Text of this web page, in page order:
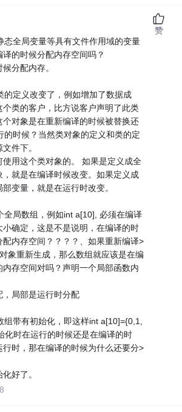
态全局变量等具有文件作用域的变量
的时候分配内存空间吗？
分配内存。
的定义改变了，例如增加了数据成
个类的客户，比方说客户声明了此类
个对象是在重新编译的时候被替换还
的时候？当然类对象的定义和类的定
件下。
使用这个类对象的。 如果是定义成全
，就是在编译时候改变。如果定义成
变量，就是在运行时改变。
全局数组，例如int a[10], 必须在编译
小确定，这是不是说明，在编译的时
配内存空间？？？？、如果重新编译>
象重新生成，那么数组就应该是在编
内存空间对吗？声明一个局部函数内
，局部是运行时分配
组带有初始化，即这样int a[10]={0,1,
化时在运行的时候还是在编译的时
行时，那在编译的时候为什么还要分>
好了。
赞